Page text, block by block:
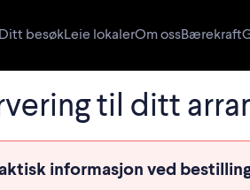
besøkLeie lokalerOm ossBærekraft
til ditt
informasjon ved